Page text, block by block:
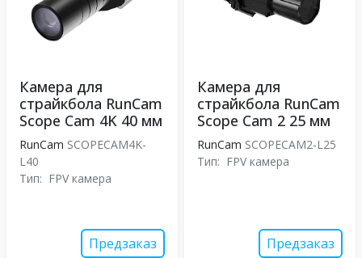
Камера для
страйкбола RunCam
Scope Cam 4K 40 мм
RunCam SCOPECAM4K-
L40
Тип: FPV камера
Предзаказ
Камера для
страйкбола RunCam
Scope Cam 2 25 мм
RunCam SCOPECAM2-L25
Тип: FPV камера
Предзаказ